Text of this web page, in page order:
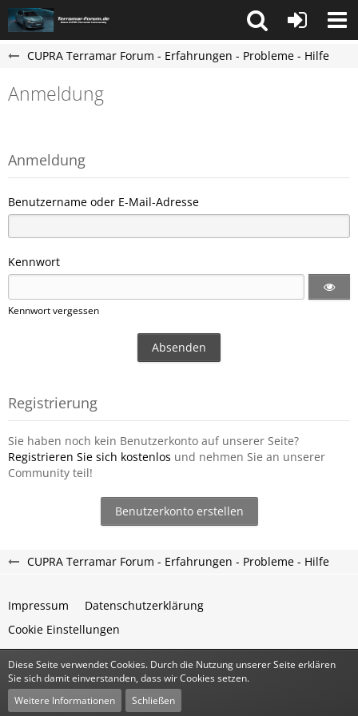
CUPRA Terramar Forum - Erfahrungen - Probleme - Hilfe
Anmeldung
Anmeldung
Benutzername oder E-Mail-Adresse
Kennwort
Kennwort vergessen
Registrierung
Sie haben noch kein Benutzerkonto auf unserer Seite?
Registrieren Sie sich kostenlos und nehmen Sie an unserer
Community teil!
Benutzerkonto erstellen
CUPRA Terramar Forum - Erfahrungen - Probleme - Hilfe
Impressum
Datenschutzerklärung
Cookie Einstellungen
Community-Software:WoltLab Suite™
Stil:Classicvon
Diese Seite verwendet Cookies. Durch die Nutzung unserer Seite erklären
Sie sich damit einverstanden, dass wir Cookies setzen.
Weitere Informationen
Schließen